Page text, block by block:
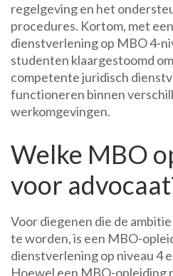
regelgeving en het
procedures. Kortom, met
dienstverlening op MBO 4-
studenten klaargestoomd
competente juridisch
functioneren binnen
werkomgevingen.
Welke MBO
voor
Voor diegenen die de
te worden, is een MBO-
dienstverlening op niveau 4
Hoewel een MBO-